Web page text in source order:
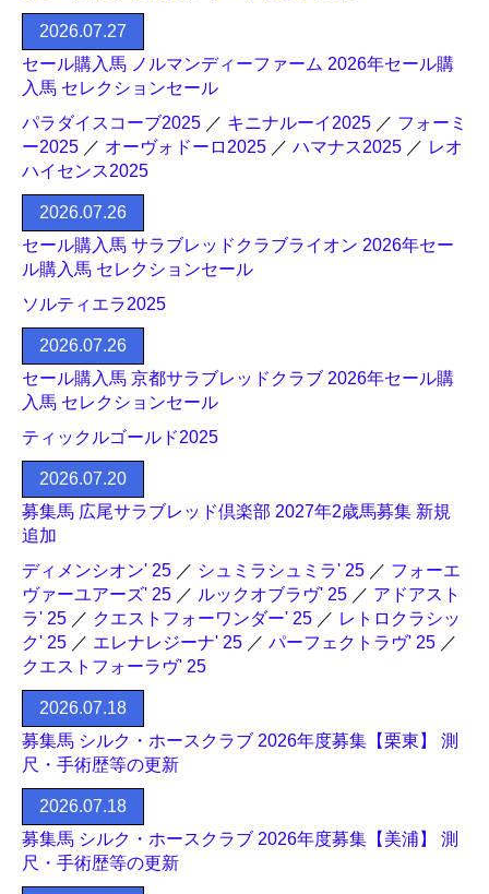
2026.07.27
セール購入馬 ノルマンディーファーム 2026年セール購
入馬 セレクションセール
パラダイスコーブ2025 ／ キニナルーイ2025 ／ フォーミ
ー2025 ／ オーヴォドーロ2025 ／ ハマナス2025 ／ レオ
ハイセンス2025
2026.07.26
セール購入馬 サラブレッドクラブライオン 2026年セー
ル購入馬 セレクションセール
ソルティエラ2025
2026.07.26
セール購入馬 京都サラブレッドクラブ 2026年セール購
入馬 セレクションセール
ティックルゴールド2025
2026.07.20
募集馬 広尾サラブレッド倶楽部 2027年2歳馬募集 新規
追加
ディメンシオン' 25 ／ シュミラシュミラ' 25 ／ フォーエ
ヴァーユアーズ' 25 ／ ルックオブラヴ' 25 ／ アドアスト
ラ' 25 ／ クエストフォーワンダー' 25 ／ レトロクラシッ
ク' 25 ／ エレナレジーナ' 25 ／ パーフェクトラヴ' 25 ／
クエストフォーラヴ' 25
2026.07.18
募集馬 シルク・ホースクラブ 2026年度募集【栗東】 測
尺・手術歴等の更新
2026.07.18
募集馬 シルク・ホースクラブ 2026年度募集【美浦】 測
尺・手術歴等の更新